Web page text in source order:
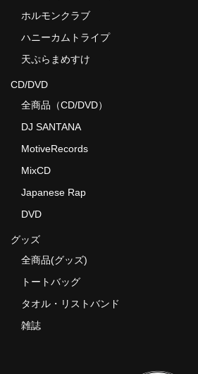
ホルモンクラブ
ハニーカムトライプ
天ぷらまめすけ
CD/DVD
全商品（CD/DVD）
DJ SANTANA
MotiveRecords
MixCD
Japanese Rap
DVD
グッズ
全商品(グッズ)
トートバッグ
タオル・リストバンド
雑誌